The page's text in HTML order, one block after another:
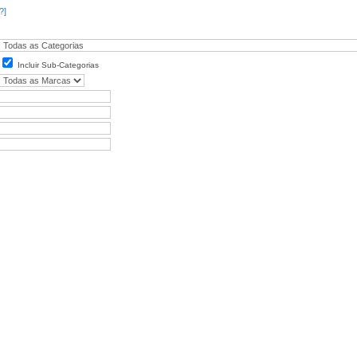
Incluir Sub-Categorias